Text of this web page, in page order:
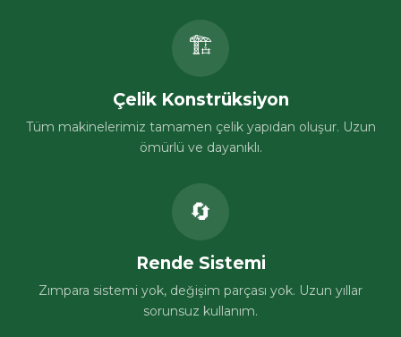
🏗
Çelik Konstrüksiyon
Tüm makinelerimiz tamamen çelik yapıdan oluşur. Uzun
ömürlü ve dayanıklı.
🔄
Rende Sistemi
Zımpara sistemi yok, değişim parçası yok. Uzun yıllar
sorunsuz kullanım.